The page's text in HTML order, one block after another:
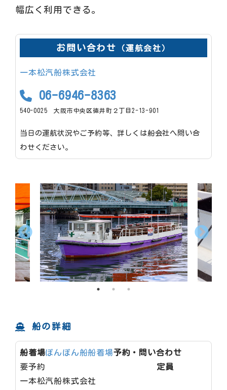
幅広く利用できる。
お問い合わせ （運航会社）
一本松汽船株式会社
06-6946-8363
540-0025 大阪市中央区徳井町２丁目2-13-901
当日の運航状況やご予約等、詳しくは船会社へ問い合
わせください。
船の詳細
船着場ぽんぽん船船着場予約・問い合わせ
要予約
一本松汽船株式会社
定員